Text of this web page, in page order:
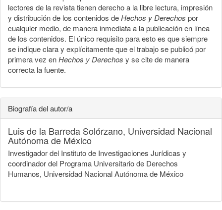
lectores de la revista tienen derecho a la libre lectura, impresión
y distribución de los contenidos deHechos y Derechos por
cualquier medio, de manera inmediata a la publicación en línea
de los contenidos. El único requisito para esto es que siempre
se indique clara y explícitamente que el trabajo se publicó por
primera vez enHechos y Derechos y se cite de manera
correcta la fuente.
Biografía del autor/a
Luis de la Barreda Solórzano, Universidad Nacional
Autónoma de México
Investigador del Instituto de Investigaciones Jurídicas y
coordinador del Programa Universitario de Derechos
Humanos, Universidad Nacional Autónoma de México